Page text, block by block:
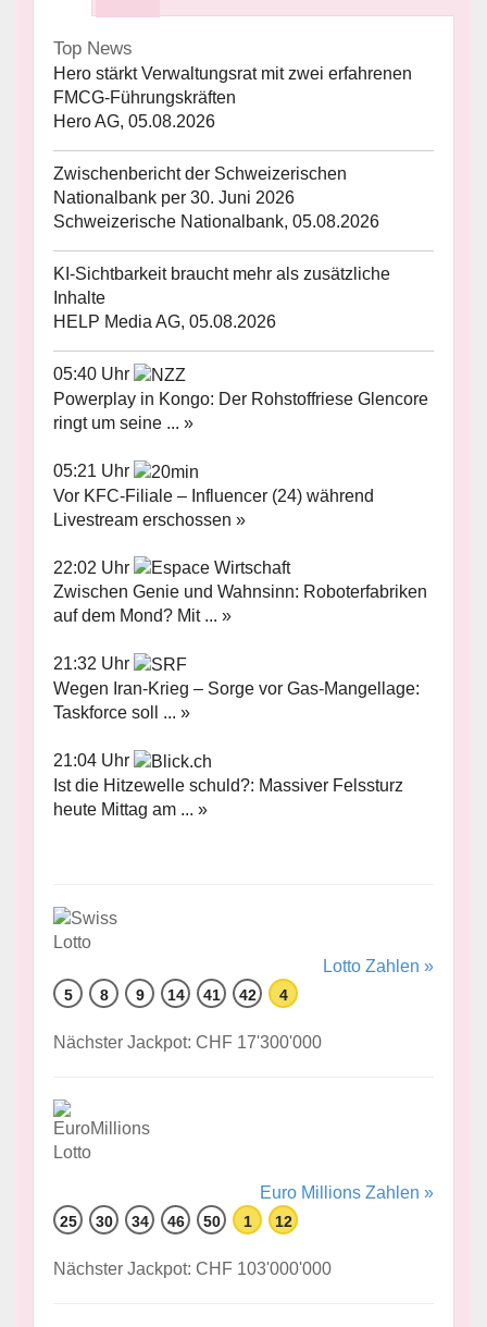
Top News
Hero stärkt Verwaltungsrat mit zwei erfahrenen
FMCG-Führungskräften
Hero AG, 05.08.2026
Zwischenbericht der Schweizerischen
Nationalbank per 30. Juni 2026
Schweizerische Nationalbank, 05.08.2026
KI-Sichtbarkeit braucht mehr als zusätzliche
Inhalte
HELP Media AG, 05.08.2026
05:40 Uhr
Powerplay in Kongo: Der Rohstoffriese Glencore
ringt um seine ... »
05:21 Uhr
Vor KFC-Filiale – Influencer (24) während
Livestream erschossen »
22:02 Uhr
Zwischen Genie und Wahnsinn: Roboterfabriken
auf dem Mond? Mit ... »
21:32 Uhr
Wegen Iran-Krieg – Sorge vor Gas-Mangellage:
Taskforce soll ... »
21:04 Uhr
Ist die Hitzewelle schuld?: Massiver Felssturz
heute Mittag am ... »
Lotto Zahlen »
5 8 9 14 41 42 4
Nächster Jackpot: CHF 17'300'000
Euro Millions Zahlen »
25 30 34 46 50 1 12
Nächster Jackpot: CHF 103'000'000